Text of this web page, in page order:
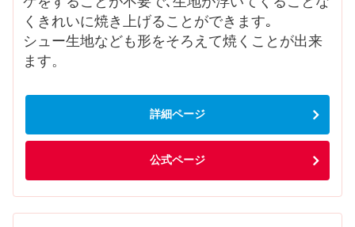
くきれいに焼き上げることができます｡
シュー生地なども形をそろえて焼くことが出来
ます。
詳細ページ
公式ページ